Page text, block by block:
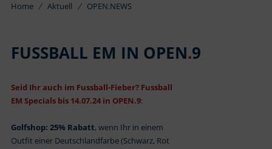
Home Aktuell OPEN.NEWS
FUSSBALL EM IN OPEN.9
Seid Ihr auch im Fussball-Fieber? Fussball
EM Specials bis 14.07.24 in OPEN.9:
Golfshop: 25% Rabatt, wenn Ihr in einem
Outfit einer Deutschlandfarbe (Schwarz, Rot